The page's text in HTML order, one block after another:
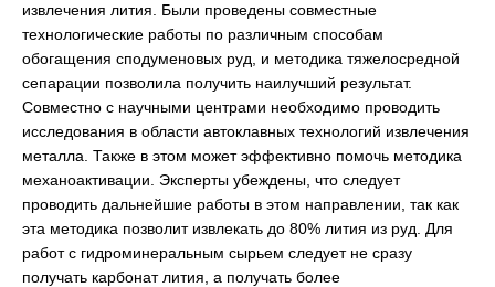
извлечения лития. Были проведены совместные
технологические работы по различным способам
обогащения сподуменовых руд, и методика тяжелосредной
сепарации позволила получить наилучший результат.
Совместно с научными центрами необходимо проводить
исследования в области автоклавных технологий извлечения
металла. Также в этом может эффективно помочь методика
механоактивации. Эксперты убеждены, что следует
проводить дальнейшие работы в этом направлении, так как
эта методика позволит извлекать до 80% лития из руд. Для
работ с гидроминеральным сырьем следует не сразу
получать карбонат лития, а получать более